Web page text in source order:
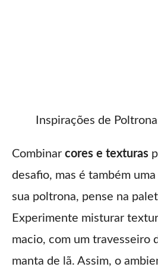
Inspirações de
Combinar cores e texturas
desafio, mas é também
sua poltrona, pense na
Experimente misturar
macio, com um travesseiro
manta de lã. Assim, o